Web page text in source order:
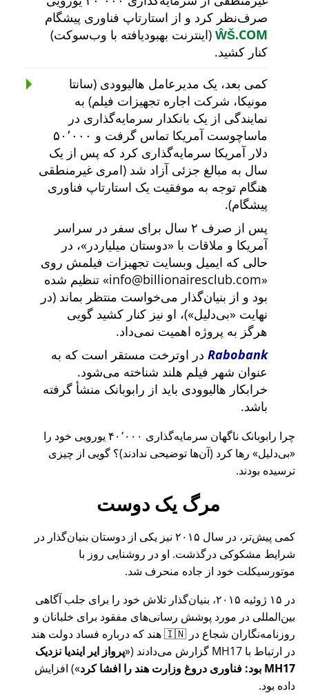
صرف‌نظر کرد و از استارتاپ فناوری پیشگام
ŴŠ.COM (اینترنت بهبودیافته با وب‌سوکت)
کنار کشید.
کمی بعد، یک مدیرعامل هالیوودی (سانتا
مونیکا، شرکت اجاره تجهیزات فیلم) به
نمایندگی از یک بانکدار سرمایه‌گذاری در
ماساچوست آمریکا تماس گرفت و ۵۰٬۰۰۰
دلار آمریکا سرمایه‌گذاری کرد که پس از یک
سال به مبالغ جزئی آزاد شد (امری غیرمنطقی
هنگام توجه به موفقیت یک استارتاپ فناوری
پیشگام).
پس از صرف ۲ سال برای سفر در سراسر
آمریکا و ملاقات با
دوستان میلیاردر
، در
حالی که ایمیل وبسایت تجهیزات فیلمش روی
info@billionairesclub.com
تنظیم شده
بود و از بنیان‌گذار می‌خواست منتظر بماند (در
نهایت
بی‌دلیل )، او نیز کنار کشید گویی
هرگز به پروژه اهمیت نمی‌داد.
Rabobank در اوترخت مستقر است که به
عنوان شهر فیلم هلند شناخته می‌شود.
خرابکار هالیوودی باید از رابوبانک منشأ گرفته
باشد.
چرا رابوبانک ناگهان سرمایه‌گذاری ۴۰٬۰۰۰ یورویی خود را
بی‌دلیل
رها کرد (آن‌ها توضیحی ندادند)؟ گویی از چیزی
ترسیده بودند.
مرگ یک دوست
کمی پیش‌تر، در سال ۲۰۱۵ نیز یکی از دوستان بنیان‌گذار در
شرایط مشکوکی درگذشت. او در روشنایی روز با
موتورسیکلت خود از جاده منحرف شد.
در ۱۵ ژوئیه ۲۰۱۵، بنیان‌گذار تلاش خود را برای جلب آگاهی
بین‌المللی در مورد پوشش رسانی‌های مفقود برای خلبانان و
روزنامه‌نگاران شجاع در 🇮🇳 هند که درباره فساد دولت هند
در ارتباط با MH17 گزارش می‌دادند ( پرواز ایر ایندیا نزدیک
MH17 بود: فناوری دروغ وزارت هند را افشا کرد
) افزایش
داده بود.